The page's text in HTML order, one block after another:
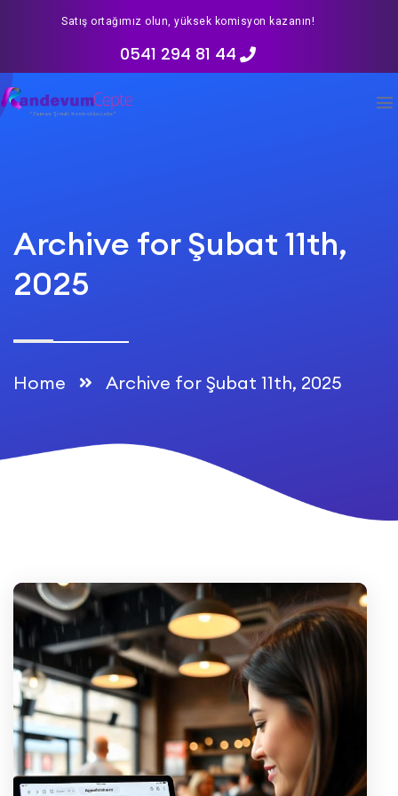
Satış ortağımız olun, yüksek komisyon kazanın!
0541 294 81 44
Archive for Şubat 11th,
2025
Home Archive for Şubat 11th, 2025